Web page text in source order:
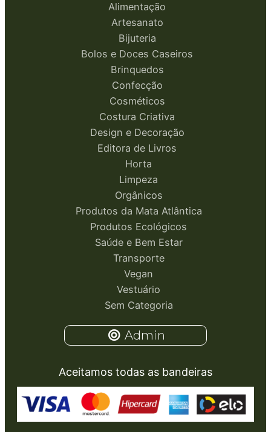
Alimentação
Artesanato
Bijuteria
Bolos e Doces Caseiros
Brinquedos
Confecção
Cosméticos
Costura Criativa
Design e Decoração
Editora de Livros
Horta
Limpeza
Orgânicos
Produtos da Mata Atlântica
Produtos Ecológicos
Saúde e Bem Estar
Transporte
Vegan
Vestuário
Sem Categoria
Admin
Aceitamos todas as bandeiras